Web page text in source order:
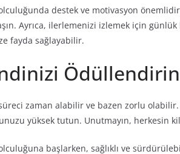
destek ve motivasyon
Ayrıca, ilerlemenizi izlemek için
fayda sağlayabilir.
Ödüllendirin
zaman alabilir ve bazen zorlu
yüksek tutun. Unutmayın, herkesin
başlarken, sağlıklı ve